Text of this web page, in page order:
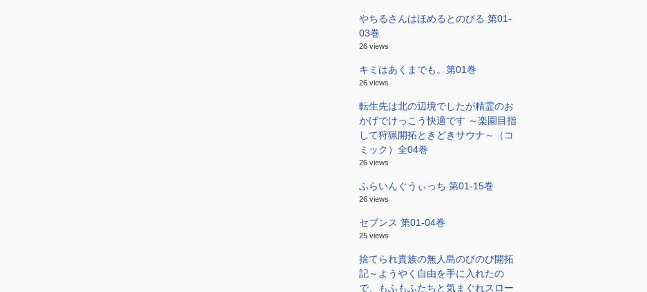
やちるさんはほめるとのびる 第01-
03巻
26 views
キミはあくまでも。第01巻
26 views
転生先は北の辺境でしたが精霊のお
かげでけっこう快適です ～楽園目指
して狩猟開拓ときどきサウナ～（コ
ミック）全04巻
26 views
ふらいんぐうぃっち 第01-15巻
26 views
セブンス 第01-04巻
25 views
捨てられ貴族の無人島のびのび開拓
記～ようやく自由を手に入れたの
で、もふもふたちと気まぐれスロー